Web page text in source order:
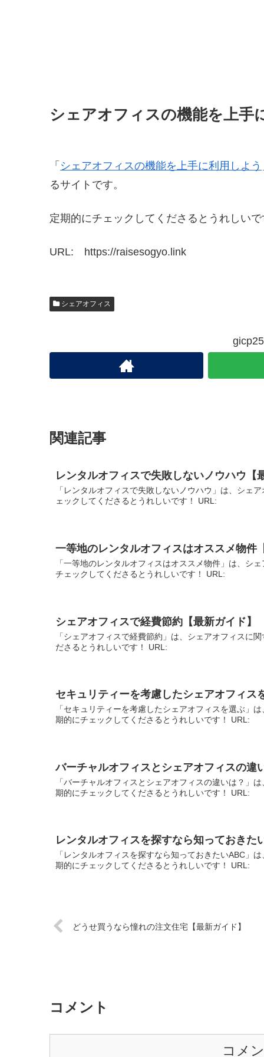
シェアオフィスの機能を上手
「 シェアオフィスの機能を上手に利用しよう
るサイトです。
定期的にチェックしてくださるとうれしいで
URL: https://raisesogyo.link
シェアオフィス
関連記事
レンタルオフィスで失敗しないノウハウ【
「レンタルオフィスで失敗しないノウハウ」は、シェ
ェックしてくださるとうれしいです！ URL:
一等地のレンタルオフィスはオススメ物件
「一等地のレンタルオフィスはオススメ物件」は、シ
チェックしてくださるとうれしいです！ URL:
シェアオフィスで経費節約【最新ガイド】
「シェアオフィスで経費節約」は、シェアオフィスに
ださるとうれしいです！ URL:
セキュリティーを考慮したシェアオフィス
「セキュリティーを考慮したシェアオフィスを選ぶ」
期的にチェックしてくださるとうれしいです！ URL:
バーチャルオフィスとシェアオフィスの違
「バーチャルオフィスとシェアオフィスの違いは？」
期的にチェックしてくださるとうれしいです！ URL:
レンタルオフィスを探すなら知っておきた
「レンタルオフィスを探すなら知っておきたいABC」
期的にチェックしてくださるとうれしいです！ URL:
どうせ買うなら憧れの注文住宅【最新ガイド】
コメント
コメ